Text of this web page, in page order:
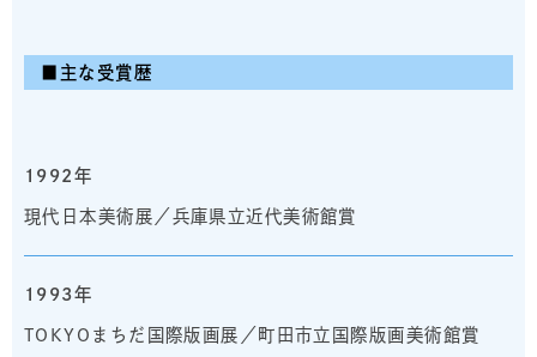
■主な受賞歴
1992年
現代日本美術展／兵庫県立近代美術館賞
1993年
TOKYOまちだ国際版画展／町田市立国際版画美術館賞